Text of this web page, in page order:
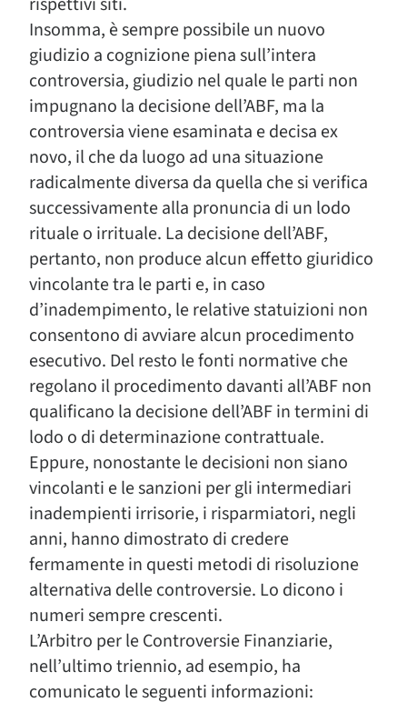
Insomma, è sempre possibile un nuovo
giudizio a cognizione piena sull’intera
controversia, giudizio nel quale le parti non
impugnano la decisione dell’ABF, ma la
controversia viene esaminata e decisa ex
novo, il che da luogo ad una situazione
radicalmente diversa da quella che si verifica
successivamente alla pronuncia di un lodo
rituale o irrituale. La decisione dell’ABF,
pertanto, non produce alcun effetto giuridico
vincolante tra le parti e, in caso
d’inadempimento, le relative statuizioni non
consentono di avviare alcun procedimento
esecutivo. Del resto le fonti normative che
regolano il procedimento davanti all’ABF non
qualificano la decisione dell’ABF in termini di
lodo o di determinazione contrattuale.
Eppure, nonostante le decisioni non siano
vincolanti e le sanzioni per gli intermediari
inadempienti irrisorie, i risparmiatori, negli
anni, hanno dimostrato di credere
fermamente in questi metodi di risoluzione
alternativa delle controversie. Lo dicono i
numeri sempre crescenti.
L’Arbitro per le Controversie Finanziarie,
nell’ultimo triennio, ad esempio, ha
comunicato le seguenti informazioni: